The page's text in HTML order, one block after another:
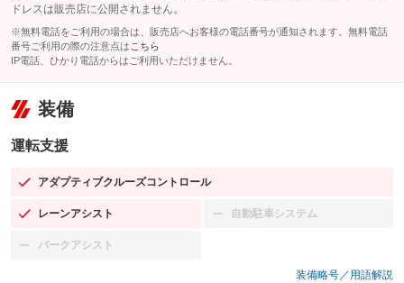
ドレスは販売店に公開されません。
※無料電話をご利用の場合は、販売店へお客様の電話番号が通知されます。無料電話
番号ご利用の際の注意点は こちら
IP電話、ひかり電話からはご利用いただけません。
装備
運転支援
アダプティブクルーズコントロール
：装備あり
レーンアシスト
：装備あり 自動駐車システム
：装備なし
パークアシスト
：装備なし
装備略号／用語解説